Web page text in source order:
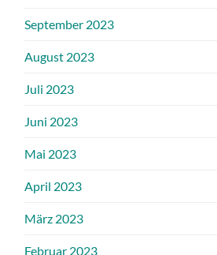
September 2023
August 2023
Juli 2023
Juni 2023
Mai 2023
April 2023
März 2023
Februar 2023